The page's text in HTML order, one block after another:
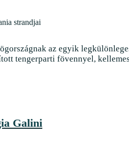
strandjai
az egyik
tengerparti fövennyel,
Galini